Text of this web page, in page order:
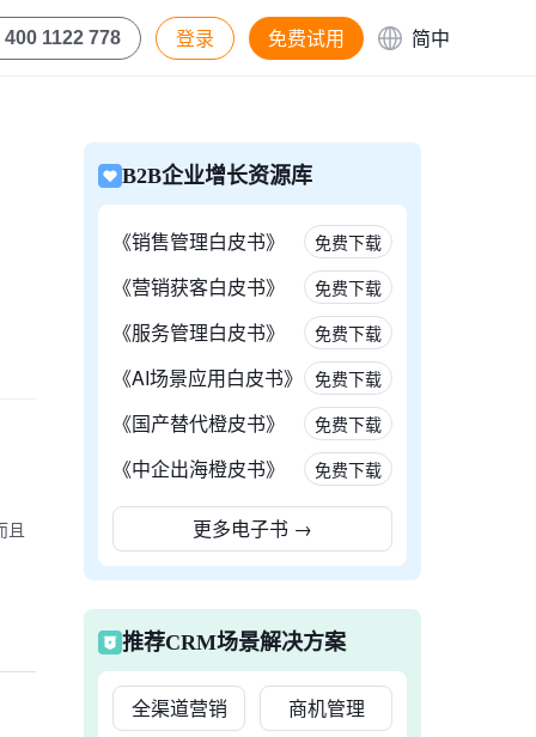
400 1122 778 登录 免费试用 简中
且
B2B企业增长资源库
《销售管理白皮书》 免费下载
《营销获客白皮书》 免费下载
《服务管理白皮书》 免费下载
《AI场景应用白皮书》 免费下载
《国产替代橙皮书》 免费下载
《中企出海橙皮书》 免费下载
更多电子书 →
推荐CRM场景解决方案
全渠道营销 商机管理